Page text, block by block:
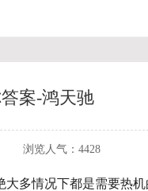
案-鸿天驰
浏览人气： 4428
多情况下都是需要热机